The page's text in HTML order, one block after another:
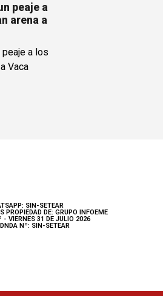
peaje a
arena a
SIN-SETEAR
PROPIEDAD DE: GRUPO INFOEME
- VIERNES 31 DE JULIO 2026
Nº: SIN-SETEAR